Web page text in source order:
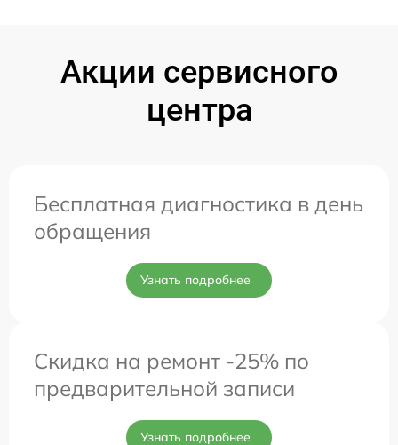
Акции сервисного
центра
Бесплатная диагностика в день
обращения
Узнать подробнее
Скидка на ремонт -25% по
предварительной записи
Узнать подробнее